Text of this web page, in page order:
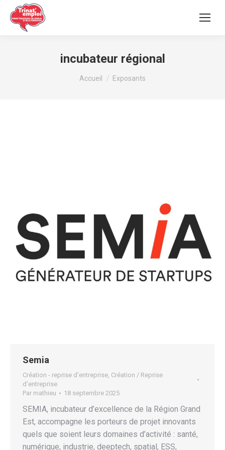
incubateur régional
Vous êtes ici :
Accueil Exposants
Semia
Création - reprise d'entreprise, Création / Reprise
d'entreprise
Par mathieu 18 septembre 2025
SEMIA, incubateur d’excellence de la Région Grand
Est, accompagne les porteurs de projet innovants
quels que soient leurs domaines d’activité : santé,
numérique, industrie, deeptech, spatial, ESS,